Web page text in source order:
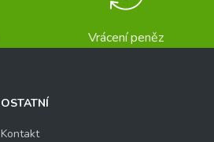
Vrácení peněz
OSTATNÍ
Kontakt